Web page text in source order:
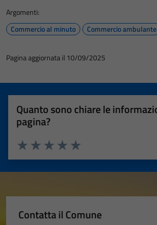
Argomenti:
Commercio al minuto
Commercio ambulante
Pagina aggiornata il 10/09/2025
Quanto sono chiare le
pagina?
Valuta 5 stelle su 5
Valuta 4 stelle su 5
Valuta 3 stelle su 5
Valuta 2 stelle su 5
Valuta 1 stelle su 5
Contatta il Comune